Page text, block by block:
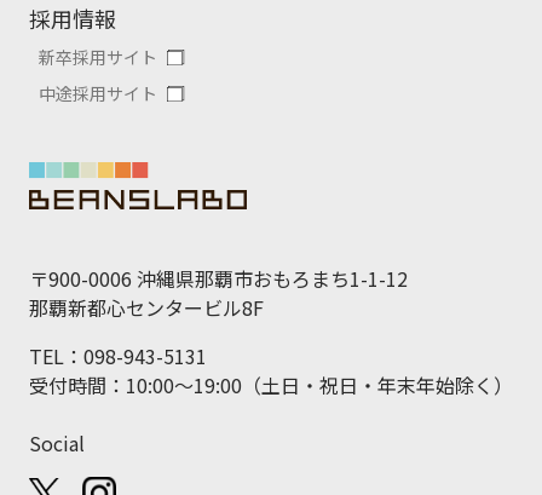
採用情報
新卒採用サイト
中途採用サイト
〒900-0006 沖縄県那覇市おもろまち1-1-12
那覇新都心センタービル8F
TEL：098-943-5131
受付時間：10:00～19:00（土日・祝日・年末年始除く）
Social